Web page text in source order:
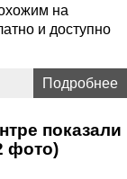
на
и доступно
Подробнее
показали
фото)